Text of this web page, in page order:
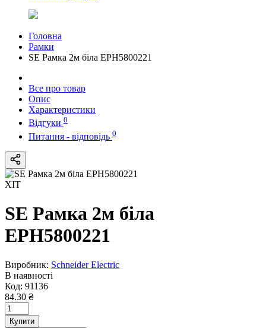
Головна
Рамки
SE Рамка 2м біла EPH5800221
Все про товар
Опис
Характеристики
Відгуки 0
Питання - відповідь 0
ХІТ
SE Рамка 2м біла
EPH5800221
Виробник: Schneider Electric
В наявності
Код: 91136
84.30 ₴
Купити